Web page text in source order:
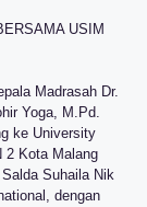
USIM
Madrasah Dr.
Yoga, M.Pd.
ke University
2 Kota Malang
Suhaila Nik
dengan